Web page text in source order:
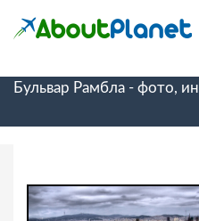
Бульвар Рамбла - фото,